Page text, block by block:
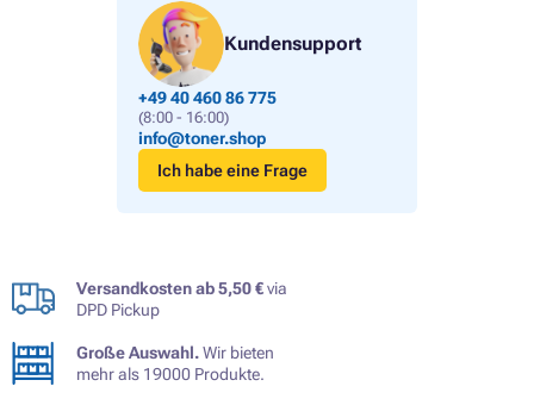
Kundensupport
+49 40 460 86 775
(8:00 - 16:00)
info@toner.shop
Ich habe eine Frage
Versandkosten ab 5,50 €via
DPD Pickup
Große Auswahl.Wir bieten
mehr als 19000 Produkte.